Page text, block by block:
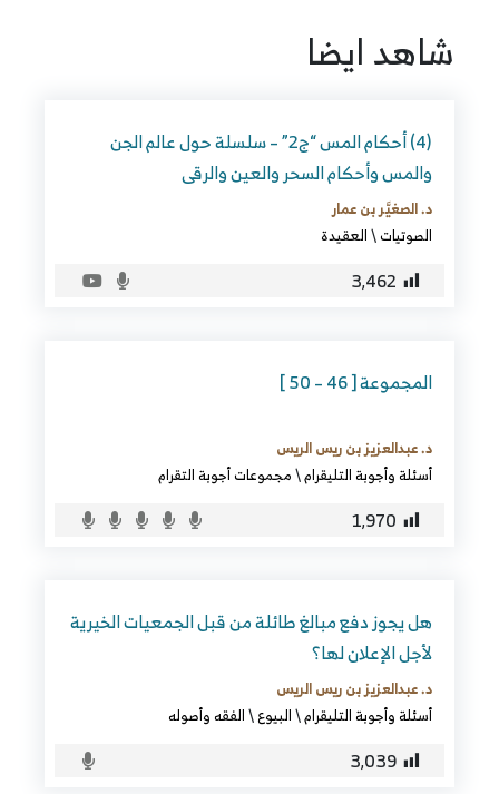
شاهد ايضا
(4) أحكام المس “ج2” – سلسلة حول عالم الجن
والمس وأحكام السحر والعين والرقى
د. الصغيَّر بن عمار
الصوتيات\العقيدة
3٬462
المجموعة [ 46 – 50 ]
د. عبدالعزيز بن ريس الريس
أسئلة وأجوبة التليقرام\مجموعات أجوبة التقرام
1٬970
هل يجوز دفع مبالغ طائلة من قبل الجمعيات الخيرية
لأجل الإعلان لها؟
د. عبدالعزيز بن ريس الريس
أسئلة وأجوبة التليقرام\البيوع\الفقه وأصوله
3٬039